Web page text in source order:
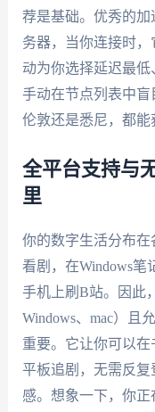
荐是基础。优秀的
务器，当你连接时
动为你选择延迟最
手动在节点列表中盲
伦敦还是悉尼，都能
全平台支持与
里
你的数字生活分布在
看剧，在Windows笔
手机上刷B站。因此
Windows、mac）且
重要。它让你可以
平板追剧，无需反
感。想象一下，你